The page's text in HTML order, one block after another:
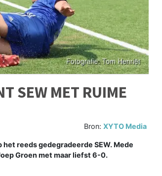
SEW MET RUIME
Bron:XYTO Media
reeds gedegradeerde SEW. Mede
Groen met maar liefst 6-0.